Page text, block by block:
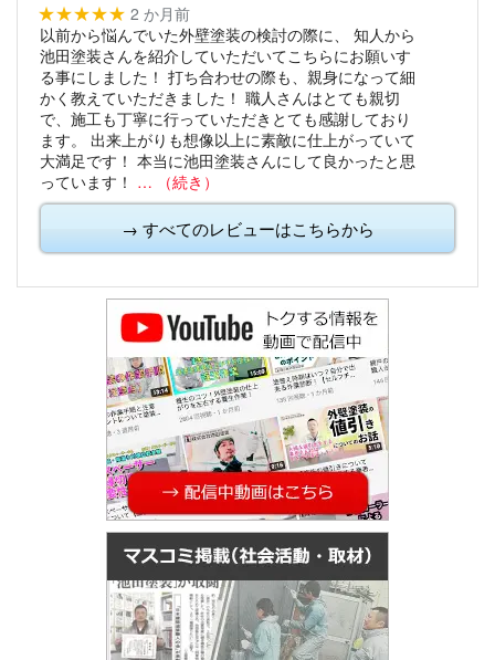
★★★★★ 2 か月前
以前から悩んでいた外壁塗装の検討の際に、
知人から
池田塗装さんを紹介していただいてこちらにお願いす
る事にしました！ 打ち合わせの際も、親身になって細
かく教えていただきました！ 職人さんはとても親切
で、施工も丁寧に行っていただきとても感謝しており
ます。
出来上がりも想像以上に素敵に仕上がっていて
大満足です！ 本当に池田塗装さんにして良かったと思
っています！ … （続き）
→ すべてのレビューはこちらから